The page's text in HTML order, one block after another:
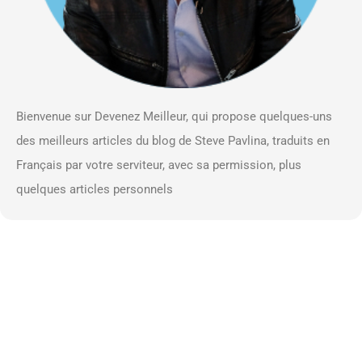
Bienvenue sur Devenez Meilleur, qui propose quelques-uns
des meilleurs articles du blog de Steve Pavlina, traduits en
Français par votre serviteur, avec sa permission, plus
quelques articles personnels